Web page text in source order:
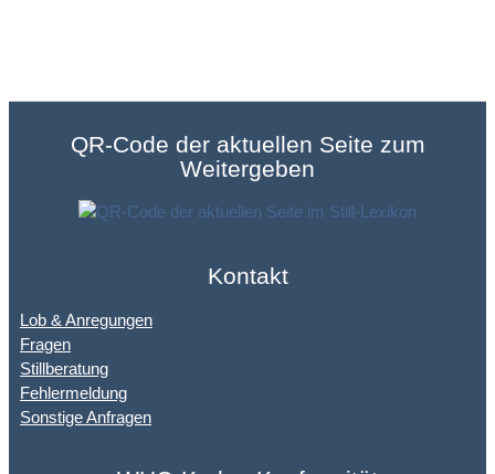
QR-Code der aktuellen Seite zum
Weitergeben
Kontakt
Lob & Anregungen
Fragen
Stillberatung
Fehlermeldung
Sonstige Anfragen